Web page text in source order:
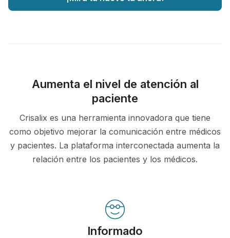
Aumenta el nivel de atención al
paciente
Crisalix es una herramienta innovadora que tiene
como objetivo mejorar la comunicación entre médicos
y pacientes. La plataforma interconectada aumenta la
relación entre los pacientes y los médicos.
Informado